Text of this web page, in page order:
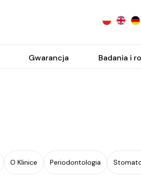
Gwarancja Badania i
O Klinice Periodontologia